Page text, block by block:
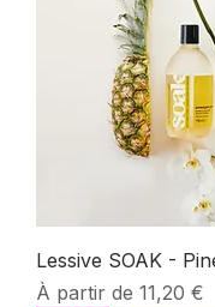
Lessive SOAK -
À partir de 11,20 €
Prix promotionnel